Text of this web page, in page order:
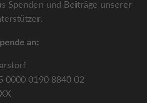
Spenden und Beiträge unserer
an:
0000 0190 8840 02